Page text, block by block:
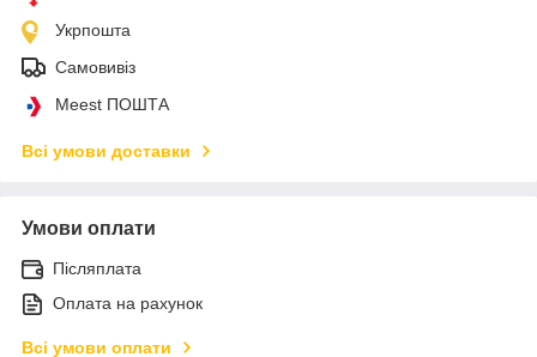
Укрпошта
Самовивіз
Meest ПОШТА
Всі умови доставки
Умови оплати
Післяплата
Оплата на рахунок
Всі умови оплати